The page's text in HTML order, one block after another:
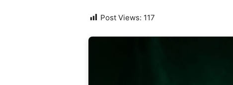
Post Views: 117